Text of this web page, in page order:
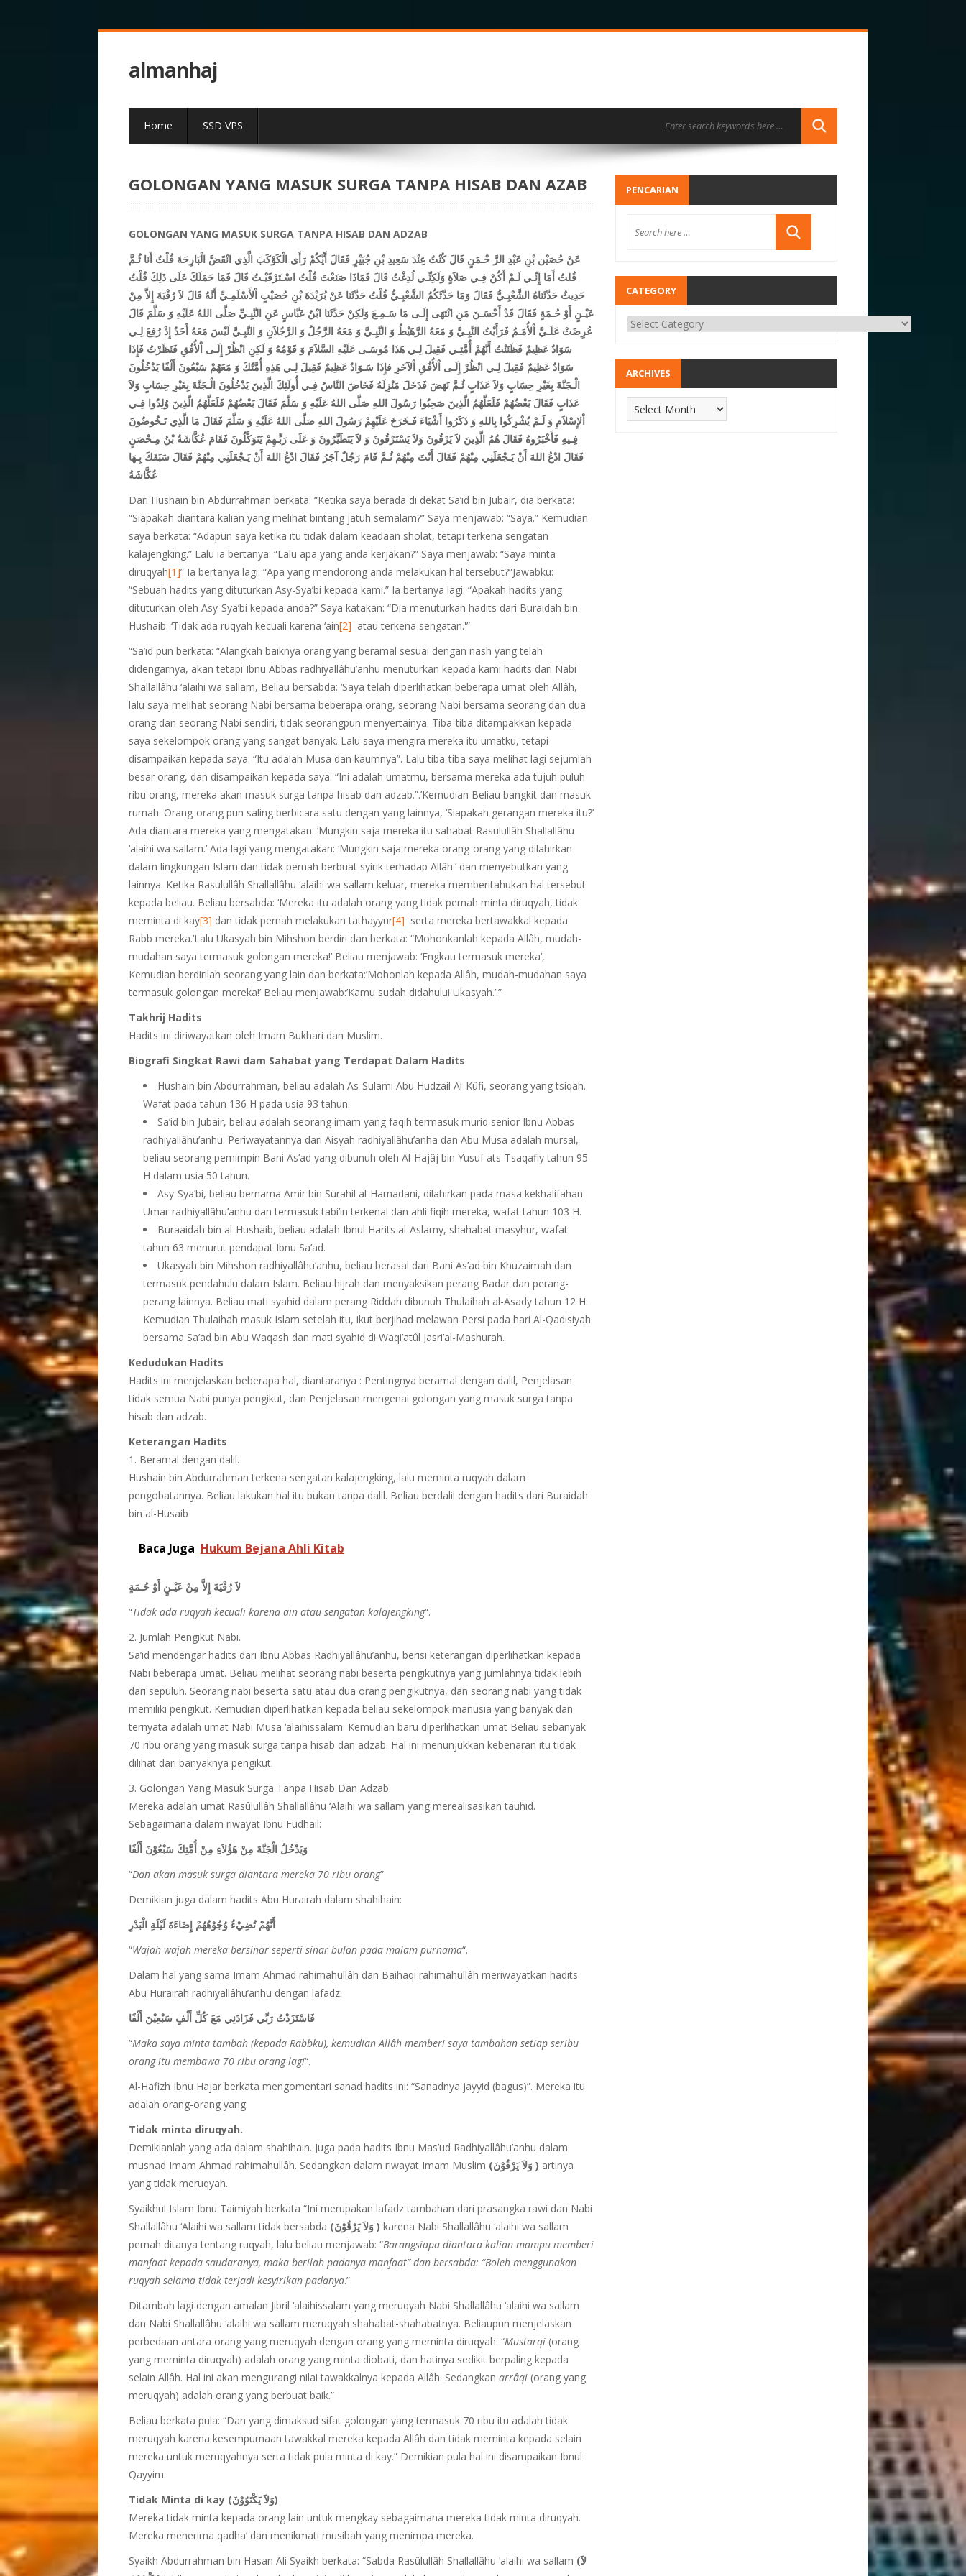
almanhaj
Home SSD VPS
GOLONGAN YANG MASUK SURGA TANPA HISAB DAN AZAB
GOLONGAN YANG MASUK SURGA TANPA HISAB DAN ADZAB
عَنْ حُصَيْن بْنِ عَبْدِ الرَّ حْـمَنٍ قَالَ كُنْتُ عِنْدَ سَعِيدِ بْنِ جُبَيْرٍ فَقَالَ أَيُّكُمْ رَأَى الْكَوْكَبَ الَّذِي انْقَضَّ الْبَارِحَةَ قُلْتُ أَنَا ثُـمَّ
قُلتُ أَمَا إِنِّـي لَـمْ أَكُنْ فِـي صَلاَةٍ وَلَكِنِّـي لُدِغْتُ قَالَ فَمَاذَا صَنَعْتَ قُلْتُ اسْـتَرْقَيْـتُ قَالَ فَمَا حَمَلَكَ عَلَى ذَلِكَ قُلْتُ
حَدِيثٌ حَدَّثَنَاهُ الشَّعْبِـيُّ فَقَالَ وَمَا حَدَّثَكُمُ الشَّعْبِـيُّ قُلْتُ حَدَّثَنَا عَنْ بُرَيْدَةَ بْنِ حُصَيْبٍ اْلأَسْلَمِـيِّ أَنَّهُ قَالَ لاَ رُقْيَةَ إِلاَّ مِنْ
عَيْـنٍ أَوْ حُـمَةٍ فَقَالَ قَدْ أَحْسَـنَ مَنِ انْتَهَى إِلَـى مَا سَـمِـعَ وَلَكِنْ حَدَّثَنَا ابْنُ عَبَّاسٍ عَنِ النَّبِـيِّ صَلَّى اللهُ عَلَيْهِ وَ سَلَّمَ قَالَ
عُرِضَتْ عَلَـيَّ اْلأُمَـمُ فَرَأَيْتُ النَّبِـيَّ وَ مَعَهُ الرَّهَيْطُ وَ النَّبِـيَّ وَ مَعَهُ الرَّجُلُ وَ الرَّجُلاَنِ وَ النَّبِـيَّ لَيْسَ مَعَهُ أَحَدٌ إِذْ رُفِعَ لِـي
سَوَادٌ عَظِيمٌ فَظَنَنْتُ أَنَّهُمْ أُمَّتِـي فَقِيلَ لِـي هَذَا مُوسَـى عَلَيْهِ السَّلاَمَ وَ قَوْمُهُ وَ لَكِنِ انْظُرْ إِلَـى اْلأُفُقِ فَنَظَرْتُ فَإِذَا
سَوَادٌ عَظِيمٌ فَقِيلَ لِـي انْظُرْ إِلَـى اْلأُفُقِ اْلآخَرِ فإِذَا سَـوَادٌ عَظِيمٌ فَقِيلَ لِـي هَذِهِ أُمَّتُكَ وَ مَعَهُمْ سَبْعُونَ أَلْفًا يَدْخُلُونَ
الْـجَنَّةَ بِغَيْرِ حِسَابٍ وَلاَ عَذَابٍ ثُـمَّ نَهَضَ فَدَخَلَ مَنْزِلَهُ فَخَاضَ النَّاسُ فِـي أُولَئِكَ الَّذِينَ يَدْخُلُونَ الْـجَنَّةَ بِغَيْرِ حِسَابٍ وَلاَ
عَذَابٍ فَقَالَ بَعْضُهُمْ فَلَعَلَّهُمُ الَّذِينَ صَحِبُوا رَسُولَ اللهِ صَلَّى اللهُ عَلَيْهِ وَ سَلَّمَ فَقَالَ بَعْضُهُمْ فَلَعَلَّهُمُ الَّذِينَ وُلِدُوا فِـي
اْلإِسْلاَمِ وَ لَـمْ يُشْرِكُوا بِاللهِ وَ ذَكَرُوا أَشْيَاءَ فَـخَرَخَ عَلَيْهِمْ رَسُولَ اللهِ صَلَّى اللهُ عَلَيْهِ وَ سَلَّمَ فَقَالَ مَا الَّذِي تَـخُوضُونَ
فِـيهِ فَأَخْبَرُوهُ فَقَالَ هُمُ الَّذِينَ لاَ يَرْقُونَ وَلاَ يَسْتَرْقُونَ وَ لاَ يَتَطَيَّرُونَ وَ عَلَى رَبِّـهِمْ يَتَوَكَّلُونَ فَقَامَ عُكَّاشَةُ بْنُ مِـحْصَنٍ
فَقَالَ ادْعُ اللهَ أَنْ يَـجْعَلَنِي مِنْهُمْ فَقَالَ أَنْتَ مِنْهُمْ ثُـمَّ قَامَ رَجُلٌ آجَرُ فَقَالَ ادْعُ اللهَ أَنْ يَـجْعَلَنِي مِنْهُمْ فَقَالَ سَبَقَكَ بِـهَا
عُكَّاشَةُ
Dari Hushain bin Abdurrahman berkata: “Ketika saya berada di dekat Sa’id bin Jubair, dia berkata:
“Siapakah diantara kalian yang melihat bintang jatuh semalam?” Saya menjawab: “Saya.” Kemudian
saya berkata: “Adapun saya ketika itu tidak dalam keadaan sholat, tetapi terkena sengatan
kalajengking.” Lalu ia bertanya: “Lalu apa yang anda kerjakan?” Saya menjawab: “Saya minta
diruqyah[1]” Ia bertanya lagi: “Apa yang mendorong anda melakukan hal tersebut?”Jawabku:
“Sebuah hadits yang dituturkan Asy-Sya’bi kepada kami.” Ia bertanya lagi: “Apakah hadits yang
dituturkan oleh Asy-Sya’bi kepada anda?” Saya katakan: “Dia menuturkan hadits dari Buraidah bin
Hushaib: ‘Tidak ada ruqyah kecuali karena ‘ain[2] atau terkena sengatan.'”
“Sa’id pun berkata: “Alangkah baiknya orang yang beramal sesuai dengan nash yang telah
didengarnya, akan tetapi Ibnu Abbas radhiyallâhu’anhu menuturkan kepada kami hadits dari Nabi
Shallallâhu ‘alaihi wa sallam, Beliau bersabda: ‘Saya telah diperlihatkan beberapa umat oleh Allâh,
lalu saya melihat seorang Nabi bersama beberapa orang, seorang Nabi bersama seorang dan dua
orang dan seorang Nabi sendiri, tidak seorangpun menyertainya. Tiba-tiba ditampakkan kepada
saya sekelompok orang yang sangat banyak. Lalu saya mengira mereka itu umatku, tetapi
disampaikan kepada saya: “Itu adalah Musa dan kaumnya”. Lalu tiba-tiba saya melihat lagi sejumlah
besar orang, dan disampaikan kepada saya: “Ini adalah umatmu, bersama mereka ada tujuh puluh
ribu orang, mereka akan masuk surga tanpa hisab dan adzab.”.’Kemudian Beliau bangkit dan masuk
rumah. Orang-orang pun saling berbicara satu dengan yang lainnya, ‘Siapakah gerangan mereka itu?’
Ada diantara mereka yang mengatakan: ‘Mungkin saja mereka itu sahabat Rasulullâh Shallallâhu
‘alaihi wa sallam.’ Ada lagi yang mengatakan: ‘Mungkin saja mereka orang-orang yang dilahirkan
dalam lingkungan Islam dan tidak pernah berbuat syirik terhadap Allâh.’ dan menyebutkan yang
lainnya. Ketika Rasulullâh Shallallâhu ‘alaihi wa sallam keluar, mereka memberitahukan hal tersebut
kepada beliau. Beliau bersabda: ‘Mereka itu adalah orang yang tidak pernah minta diruqyah, tidak
meminta di kay[3] dan tidak pernah melakukan tathayyur[4] serta mereka bertawakkal kepada
Rabb mereka.’Lalu Ukasyah bin Mihshon berdiri dan berkata: “Mohonkanlah kepada Allâh, mudah-
mudahan saya termasuk golongan mereka!’ Beliau menjawab: ‘Engkau termasuk mereka’,
Kemudian berdirilah seorang yang lain dan berkata:’Mohonlah kepada Allâh, mudah-mudahan saya
termasuk golongan mereka!’ Beliau menjawab:’Kamu sudah didahului Ukasyah.’.”
Takhrij Hadits
Hadits ini diriwayatkan oleh Imam Bukhari dan Muslim.
Biografi Singkat Rawi dam Sahabat yang Terdapat Dalam Hadits
Hushain bin Abdurrahman, beliau adalah As-Sulami Abu Hudzail Al-Kûfi, seorang yang tsiqah.
Wafat pada tahun 136 H pada usia 93 tahun.
Sa’id bin Jubair, beliau adalah seorang imam yang faqih termasuk murid senior Ibnu Abbas
radhiyallâhu’anhu. Periwayatannya dari Aisyah radhiyallâhu’anha dan Abu Musa adalah mursal,
beliau seorang pemimpin Bani As’ad yang dibunuh oleh Al-Hajâj bin Yusuf ats-Tsaqafiy tahun 95
H dalam usia 50 tahun.
Asy-Sya’bi, beliau bernama Amir bin Surahil al-Hamadani, dilahirkan pada masa kekhalifahan
Umar radhiyallâhu’anhu dan termasuk tabi’in terkenal dan ahli fiqih mereka, wafat tahun 103 H.
Buraaidah bin al-Hushaib, beliau adalah Ibnul Harits al-Aslamy, shahabat masyhur, wafat
tahun 63 menurut pendapat Ibnu Sa’ad.
Ukasyah bin Mihshon radhiyallâhu’anhu, beliau berasal dari Bani As’ad bin Khuzaimah dan
termasuk pendahulu dalam Islam. Beliau hijrah dan menyaksikan perang Badar dan perang-
perang lainnya. Beliau mati syahid dalam perang Riddah dibunuh Thulaihah al-Asady tahun 12 H.
Kemudian Thulaihah masuk Islam setelah itu, ikut berjihad melawan Persi pada hari Al-Qadisiyah
bersama Sa’ad bin Abu Waqash dan mati syahid di Waqi’atûl Jasri’al-Mashurah.
Kedudukan Hadits
Hadits ini menjelaskan beberapa hal, diantaranya : Pentingnya beramal dengan dalil, Penjelasan
tidak semua Nabi punya pengikut, dan Penjelasan mengenai golongan yang masuk surga tanpa
hisab dan adzab.
Keterangan Hadits
1. Beramal dengan dalil.
Hushain bin Abdurrahman terkena sengatan kalajengking, lalu meminta ruqyah dalam
pengobatannya. Beliau lakukan hal itu bukan tanpa dalil. Beliau berdalil dengan hadits dari Buraidah
bin al-Husaib
Baca Juga Hukum Bejana Ahli Kitab
لاَ رُقْيَةَ إِلاَّ مِنْ عَيْـنٍ أَوْ حُـمَةٍ
“Tidak ada ruqyah kecuali karena ain atau sengatan kalajengking“.
2. Jumlah Pengikut Nabi.
Sa’id mendengar hadits dari Ibnu Abbas Radhiyallâhu’anhu, berisi keterangan diperlihatkan kepada
Nabi beberapa umat. Beliau melihat seorang nabi beserta pengikutnya yang jumlahnya tidak lebih
dari sepuluh. Seorang nabi beserta satu atau dua orang pengikutnya, dan seorang nabi yang tidak
memiliki pengikut. Kemudian diperlihatkan kepada beliau sekelompok manusia yang banyak dan
ternyata adalah umat Nabi Musa ‘alaihissalam. Kemudian baru diperlihatkan umat Beliau sebanyak
70 ribu orang yang masuk surga tanpa hisab dan adzab. Hal ini menunjukkan kebenaran itu tidak
dilihat dari banyaknya pengikut.
3. Golongan Yang Masuk Surga Tanpa Hisab Dan Adzab.
Mereka adalah umat Rasûlullâh Shallallâhu ‘Alaihi wa sallam yang merealisasikan tauhid.
Sebagaimana dalam riwayat Ibnu Fudhail:
وَيَدْخُلُ الْجَنَّةَ مِنْ هَؤُلاَءِ مِنْ أُمَّتِكَ سَبْعُوْنَ أَلْفًا
“Dan akan masuk surga diantara mereka 70 ribu orang”
Demikian juga dalam hadits Abu Hurairah dalam shahihain:
أَنَّهُمْ تُضِيْءُ وُجُوْهُهُمْ إِضَاءَةَ لَيْلَةِ الْبَدْرِ
“Wajah-wajah mereka bersinar seperti sinar bulan pada malam purnama“.
Dalam hal yang sama Imam Ahmad rahimahullâh dan Baihaqi rahimahullâh meriwayatkan hadits
Abu Hurairah radhiyallâhu’anhu dengan lafadz:
فَاسْتَزَدْتُ رَبِّي فَزَادَنِي مَعَ كُلِّ أَلْفٍ سَبْعِيْنَ أَلْفًا
“Maka saya minta tambah (kepada Rabbku), kemudian Allâh memberi saya tambahan setiap seribu
orang itu membawa 70 ribu orang lagi“.
Al-Hafizh Ibnu Hajar berkata mengomentari sanad hadits ini: “Sanadnya jayyid (bagus)”. Mereka itu
adalah orang-orang yang:
Tidak minta diruqyah.
Demikianlah yang ada dalam shahihain. Juga pada hadits Ibnu Mas’ud Radhiyallâhu’anhu dalam
musnad Imam Ahmad rahimahullâh. Sedangkan dalam riwayat Imam Muslim
(وَلاَ يَرْقُوْنَ ) artinya
yang tidak meruqyah.
Syaikhul Islam Ibnu Taimiyah berkata “Ini merupakan lafadz tambahan dari prasangka rawi dan Nabi
Shallallâhu ‘Alaihi wa sallam tidak bersabda
(وَلاَ يَرْقُوْنَ ) karena Nabi Shallallâhu ‘alaihi wa sallam
pernah ditanya tentang ruqyah, lalu beliau menjawab: “Barangsiapa diantara kalian mampu memberi
manfaat kepada saudaranya, maka berilah padanya manfaat” dan bersabda: “Boleh menggunakan
ruqyah selama tidak terjadi kesyirikan padanya.”
Ditambah lagi dengan amalan Jibril ‘alaihissalam yang meruqyah Nabi Shallallâhu ‘alaihi wa sallam
dan Nabi Shallallâhu ‘alaihi wa sallam meruqyah shahabat-shahabatnya. Beliaupun menjelaskan
perbedaan antara orang yang meruqyah dengan orang yang meminta diruqyah: “Mustarqi(orang
yang meminta diruqyah) adalah orang yang minta diobati, dan hatinya sedikit berpaling kepada
selain Allâh. Hal ini akan mengurangi nilai tawakkalnya kepada Allâh. Sedangkan arrâqi(orang yang
meruqyah) adalah orang yang berbuat baik.”
Beliau berkata pula: “Dan yang dimaksud sifat golongan yang termasuk 70 ribu itu adalah tidak
meruqyah karena kesempurnaan tawakkal mereka kepada Allâh dan tidak meminta kepada selain
mereka untuk meruqyahnya serta tidak pula minta di kay.” Demikian pula hal ini disampaikan Ibnul
Qayyim.
Tidak Minta di kay (وَلاَ يَكْتَوُوْنَ)
Mereka tidak minta kepada orang lain untuk mengkay sebagaimana mereka tidak minta diruqyah.
Mereka menerima qadha’ dan menikmati musibah yang menimpa mereka.
Syaikh Abdurrahman bin Hasan Ali Syaikh berkata: “Sabda Rasûlullâh Shallallâhu ‘alaihi wa sallam (لاَ
PENCARIAN
CATEGORY
ARCHIVES